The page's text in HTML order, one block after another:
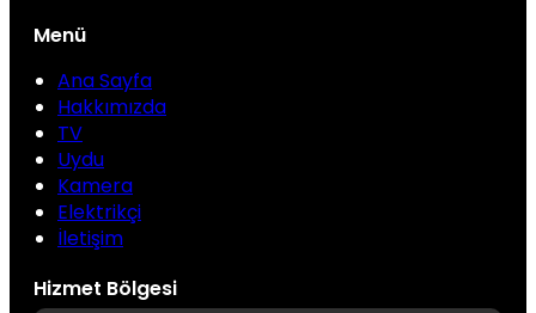
Menü
Ana Sayfa
Hakkımızda
TV
Uydu
Kamera
Elektrikçi
İletişim
Hizmet Bölgesi